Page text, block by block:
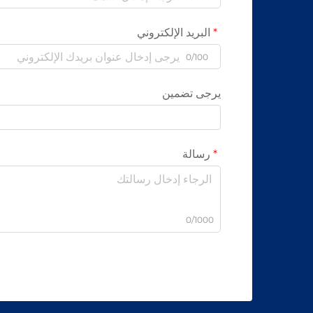
البريد الإلكتروني
0/100
يرجى تضمين
رسالة
0/1000